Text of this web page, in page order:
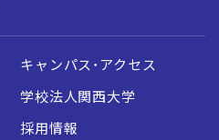
キャンパス・アクセス
学校法人関西大学
採用情報